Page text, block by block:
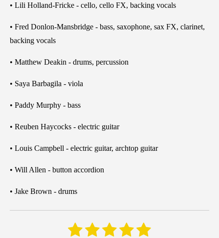
• Lili Holland-Fricke - cello, cello FX, backing vocals
• Fred Donlon-Mansbridge - bass, saxophone, sax FX, clarinet,
backing vocals
• Matthew Deakin - drums, percussion
• Saya Barbagila - viola
• Paddy Murphy - bass
• Reuben Haycocks - electric guitar
• Louis Campbell - electric guitar, archtop guitar
• Will Allen - button accordion
• Jake Brown - drums
1 2 3 4 5